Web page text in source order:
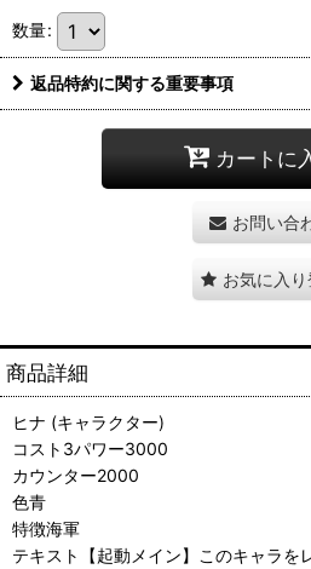
数量:
返品特約に関する重要事項
カートに
お問い合
お気に入
商品詳細
ヒナ (キャラクター)
コスト3パワー3000
カウンター2000
色青
特徴海軍
テキスト【起動メイン】このキャラを